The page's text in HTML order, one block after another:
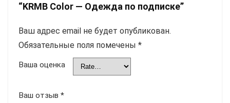
“KRMB Color — Одежда по подписке”
Ваш адрес email не будет опубликован.
Обязательные поля помечены *
Ваша оценка
Ваш отзыв *